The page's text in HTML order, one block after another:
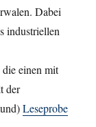
Dabei
industriellen
einen mit
der
Leseprobe